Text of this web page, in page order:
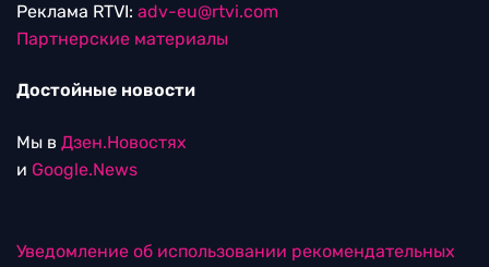
Реклама RTVI: adv-eu@rtvi.com
Партнерские материалы
Достойные новости
Мы в Дзен.Новостях
и Google.News
Уведомление об использовании рекомендательных